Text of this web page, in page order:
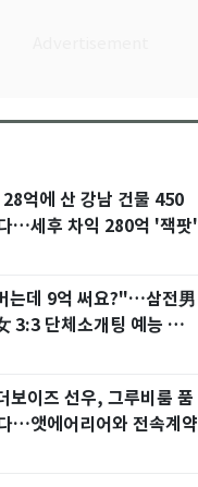
억에 산 강남 건물 450
…세후 차익 280억 '잭팟'
는데 9억 써요?"…삼전男
3:3 단체소개팅 예능 화
보이즈 선우, 그루비룸 품
…앳에어리어와 전속계약